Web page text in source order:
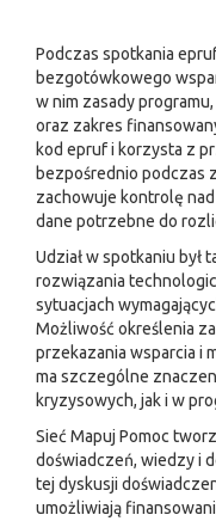
Podczas spotkania
bezgotówkowego
w nim zasady
oraz zakres
kod epruf i korzysta z
bezpośrednio podczas
zachowuje kontrolę
dane potrzebne do
Udział w spotkaniu był
rozwiązania
sytuacjach
Możliwość określenia
przekazania wsparcia i
ma szczególne
kryzysowych, jak i w
Sieć Mapuj Pomoc
doświadczeń, wiedzy i
tej dyskusji
umożliwiają